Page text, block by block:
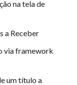
na tela de
a Receber
via framework
um título a